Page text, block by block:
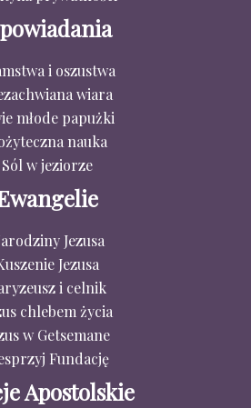
i oszustwa
wiara
młode papużki
nauka
Sól w jeziorze
Jezusa
Jezusa
i celnik
chlebem życia
w Getsemane
Fundację
Apostolskie